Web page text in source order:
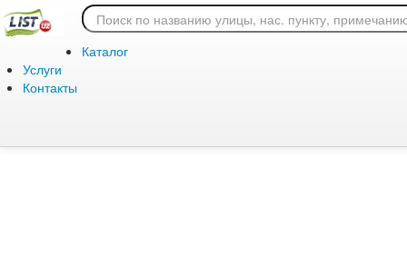
Каталог
Услуги
Контакты
Ошибка 404: страница